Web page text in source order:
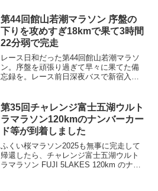
ジャーニーラン「じゃわめぐ」とは、津
軽の方言で「血が騒...
第44回館山若潮マラソン 序盤の
下りを攻めすぎ18kmで果て3時間
22分弱で完走
レース日和だった第44回館山若潮マラソ
ン。序盤を頑張り過ぎて早々に果てた備
忘録を。レース前日深夜バスで新宿入
つじのマンホールがお出迎え。グランパ
ークホテルかずさ館山...
第35回チャレンジ富士五湖ウルト
ラマラソン120kmのナンバーカー
ド等が到着しました
ふくい桜マラソン2025も無事に完走して
帰還したら、チャレンジ富士五湖ウルト
ラマラソン FUJI 5LAKES 120km のナン